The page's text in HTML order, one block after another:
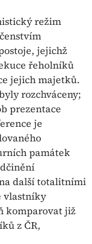
režim
jejichž
řeholníků
jejich majetků.
rozchváceny;
prezentace
je
památek
další totalitními
vlastníky
komparovat již
z ČR,